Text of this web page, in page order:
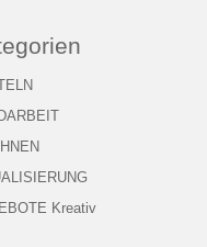
Kreativ